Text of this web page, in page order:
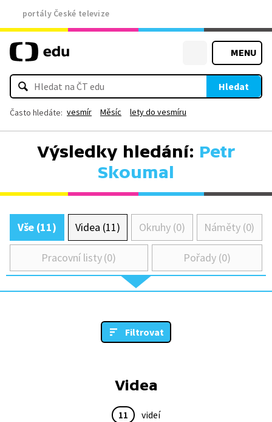
portály České televize
MENU
Hledat
Často hledáte: vesmír Měsíc lety do vesmíru
Výsledky hledání: Petr
Skoumal
Vše (11) Videa (11) Okruhy (0) Náměty (0)
Pracovní listy (0) Pořady (0)
Filtrovat
Videa
11 videí